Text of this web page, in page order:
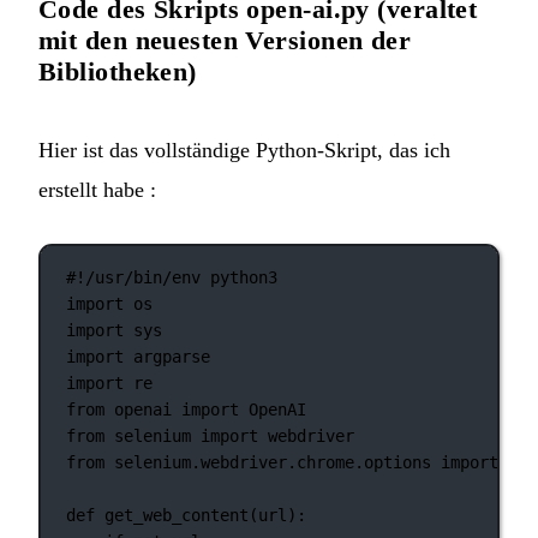
Code des Skripts open-ai.py (veraltet
mit den neuesten Versionen der
Bibliotheken)
Hier ist das vollständige Python-Skript, das ich
erstellt habe :
#!/usr/bin/env python3
import os
import sys
import argparse
import re
from openai import OpenAI
from selenium import webdriver
from selenium.webdriver.chrome.options import
def get_web_content (url):